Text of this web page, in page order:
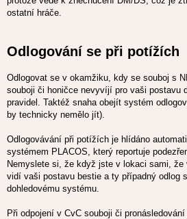
ostatní hráče.
Odlogování se při potížích
Odlogovat se v okamžiku, kdy se souboj s
souboji či honičce nevyvíjí pro vaši postavu
pravidel. Taktéž snaha obejít systém
by technicky nemělo jít).
Odlogovávání při potížích je hlídáno
systémem PLACOS, který reportuje
Nemyslete si, že když jste v lokaci sami,
vidí vaši postavu bestie a ty případný odlog
dohledovému systému.
Při odpojení v CvC souboji či